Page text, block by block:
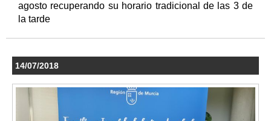
agosto recuperando su horario tradicional de las 3 de
la tarde
14/07/2018